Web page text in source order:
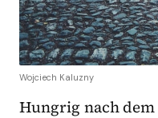
Wojciech Kaluzny
Hungrig nach